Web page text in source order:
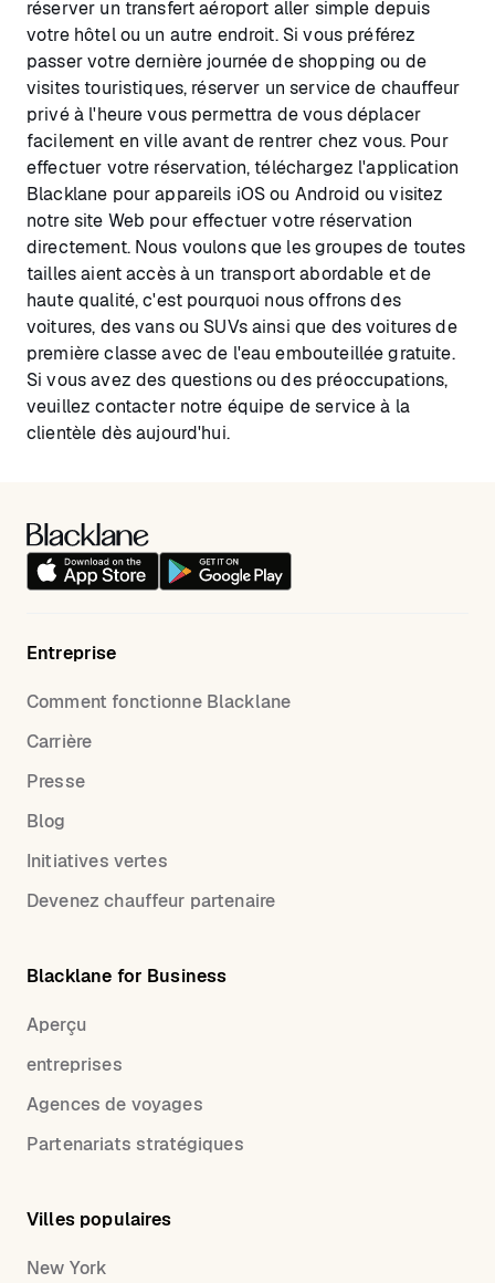
réserver un transfert aéroport aller simple depuis
votre hôtel ou un autre endroit. Si vous préférez
passer votre dernière journée de shopping ou de
visites touristiques, réserver un service de chauffeur
privé à l'heure vous permettra de vous déplacer
facilement en ville avant de rentrer chez vous. Pour
effectuer votre réservation, téléchargez l'application
Blacklane pour appareils iOS ou Android ou visitez
notre site Web pour effectuer votre réservation
directement. Nous voulons que les groupes de toutes
tailles aient accès à un transport abordable et de
haute qualité, c'est pourquoi nous offrons des
voitures, des vans ou SUVs ainsi que des voitures de
première classe avec de l'eau embouteillée gratuite.
Si vous avez des questions ou des préoccupations,
veuillez contacter notre équipe de service à la
clientèle dès aujourd'hui.
Entreprise
Comment fonctionne Blacklane
Carrière
Presse
Blog
Initiatives vertes
Devenez chauffeur partenaire
Blacklane for Business
Aperçu
entreprises
Agences de voyages
Partenariats stratégiques
Villes populaires
New York